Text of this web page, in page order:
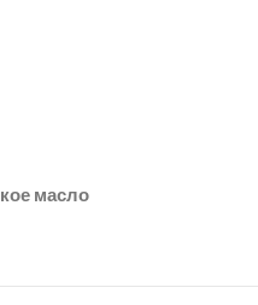
масло